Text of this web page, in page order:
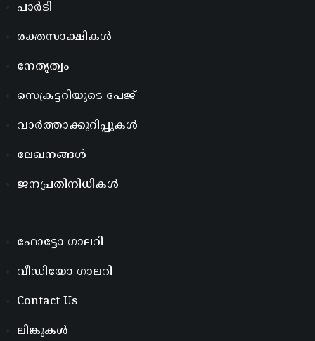
പാർടി
രക്തസാക്ഷികൾ
നേതൃത്വം
സെക്രട്ടറിയുടെ പേജ്
വാർത്താക്കുറിപ്പുകൾ
ലേഖനങ്ങൾ
ജനപ്രതിനിധികൾ
ഫോട്ടോ ഗാലറി
വീഡിയോ ഗാലറി
Contact Us
ലിങ്കുകൾ